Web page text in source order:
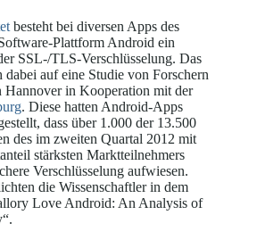
besteht bei diversen Apps des
Plattform Android ein
SSL-/TLS-Verschlüsselung. Das
auf eine Studie von Forschern
Hannover in Kooperation mit der
. Diese hatten Android-Apps
dass über 1.000 der 13.500
des im zweiten Quartal 2012 mit
stärksten Marktteilnehmers
Verschlüsselung aufwiesen.
die Wissenschaftler in dem
Love Android: An Analysis of